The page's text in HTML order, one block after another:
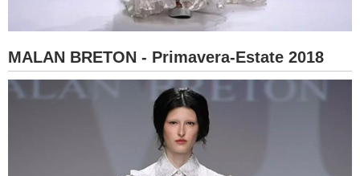
MALAN BRETON - Primavera-Estate 2018